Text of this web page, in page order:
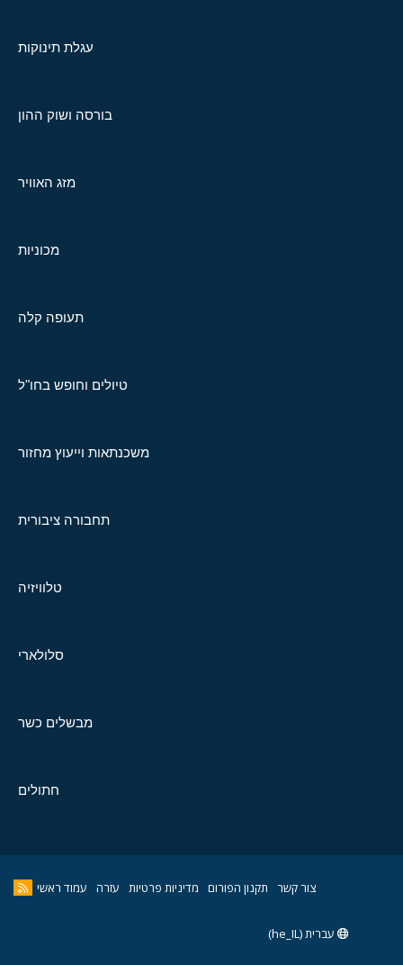
עגלת תינוקות
בורסה ושוק ההון
מזג האוויר
מכוניות
תעופה קלה
טיולים וחופש בחו"ל
משכנתאות וייעוץ מחזור
תחבורה ציבורית
טלוויזיה
סלולארי
מבשלים כשר
חתולים
צור קשר תקנון הפורום מדיניות פרטיות עזרה עמוד ראשי
עברית (he_IL)